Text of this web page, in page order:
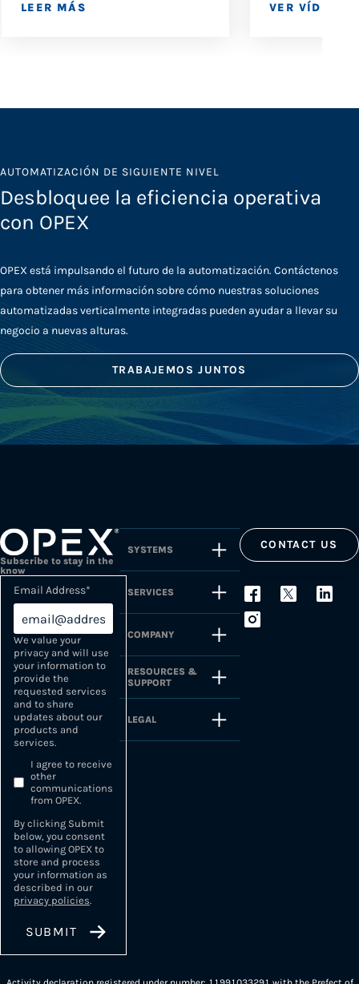
LEER MÁS VER VÍDEO
AUTOMATIZACIÓN DE SIGUIENTE NIVEL
Desbloquee la eficiencia operativa
con OPEX
OPEX está impulsando el futuro de la automatización. Contáctenos
para obtener más información sobre cómo nuestras soluciones
automatizadas verticalmente integradas pueden ayudar a llevar su
negocio a nuevas alturas.
TRABAJEMOS JUNTOS
Subscribe to stay in the
know
Email Address*
We value your
privacy and will use
your information to
provide the
requested services
and to share
updates about our
products and
services.
I agree to receive
other
communications
from OPEX.
By clicking Submit
below, you consent
to allowing OPEX to
store and process
your information as
described in our
privacy policies.
SYSTEMS
SERVICES
COMPANY
RESOURCES &
SUPPORT
LEGAL
CONTACT US